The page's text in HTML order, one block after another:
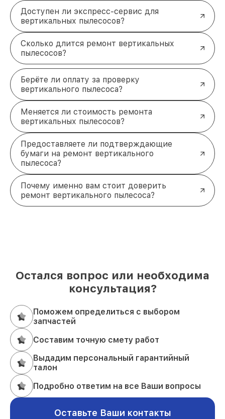
Доверьте ремонт вертикального
пылесоса Samsung
профессионалам
Решение проблемы может быть простым.
Закажите бесплатную диагностику
сейчас, и мы свяжемся с вами в течение 5 минут,
чтобы уточнить детали! Позвоните нам по
телефону +7 (861) 299-37-61 или посетите наш
сервисный центр по адресу Северная улица,
496/2.
Доступен ли экспресс-сервис для
вертикальных пылесосов?
Сколько длится ремонт вертикальных
пылесосов?
Берёте ли оплату за проверку
вертикального пылесоса?
Меняется ли стоимость ремонта
вертикальных пылесосов?
Предоставляете ли подтверждающие
бумаги на ремонт вертикального
пылесоса?
Почему именно вам стоит доверить
ремонт вертикального пылесоса?
Остался вопрос или необходима
консультация?
Поможем определиться с выбором
запчастей
Составим точную смету работ
Выдадим персональный гарантийный
талон
Подробно ответим на все Ваши вопросы
Оставьте Ваши контакты